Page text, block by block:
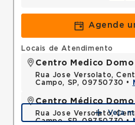
Agende
Locais de Atendimento
Centro Medico
Rua Jose Versolato,
Campo, SP, 09750730 •
Centro Médico Domo
Rua Jose Versolato,
Campo, SP, 09750730 •
Veja